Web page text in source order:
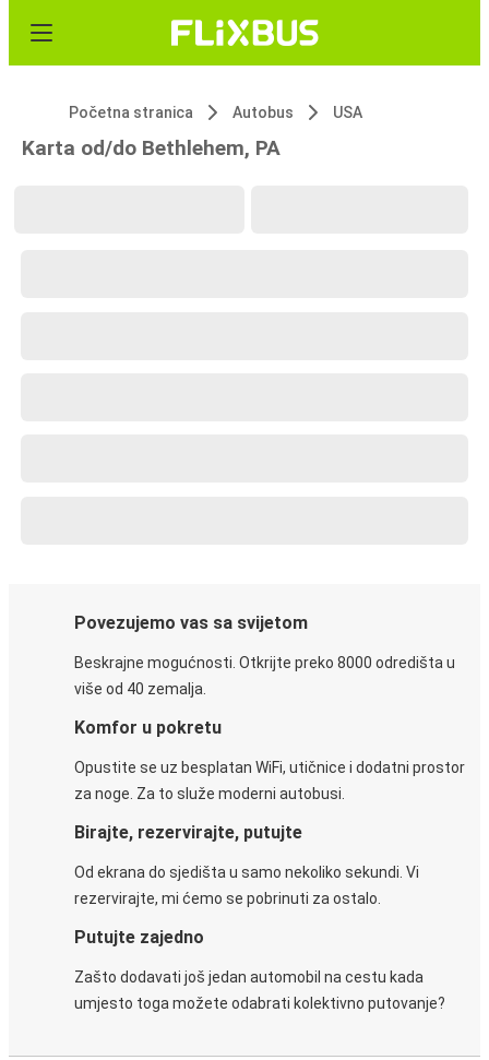
Početna stranica Autobus USA
Karta od/do Bethlehem, PA
Povezujemo vas sa svijetom
Beskrajne mogućnosti. Otkrijte preko 8000 odredišta u
više od 40 zemalja.
Komfor u pokretu
Opustite se uz besplatan WiFi, utičnice i dodatni prostor
za noge. Za to služe moderni autobusi.
Birajte, rezervirajte, putujte
Od ekrana do sjedišta u samo nekoliko sekundi. Vi
rezervirajte, mi ćemo se pobrinuti za ostalo.
Putujte zajedno
Zašto dodavati još jedan automobil na cestu kada
umjesto toga možete odabrati kolektivno putovanje?